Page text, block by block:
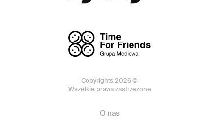
Copyrights 2026 ©
Wszelkie prawa zastrzeżone
O nas